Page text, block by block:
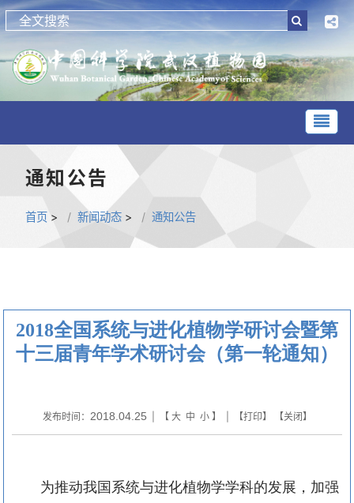
通知公告
首页 > 新闻动态 > 通知公告
2018全国系统与进化植物学研讨会暨第
十三届青年学术研讨会（第一轮通知）
发布时间： 2018.04.25 | 【 大 中 小】 | 【打印】 【关闭】
为推动我国系统与进化植物学学科的发展，加强